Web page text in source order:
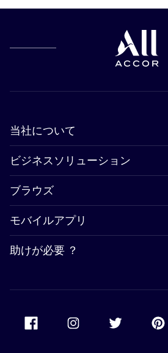
当社について
ビジネスソリューション
ブラウズ
モバイルアプリ
助けが必要 ？